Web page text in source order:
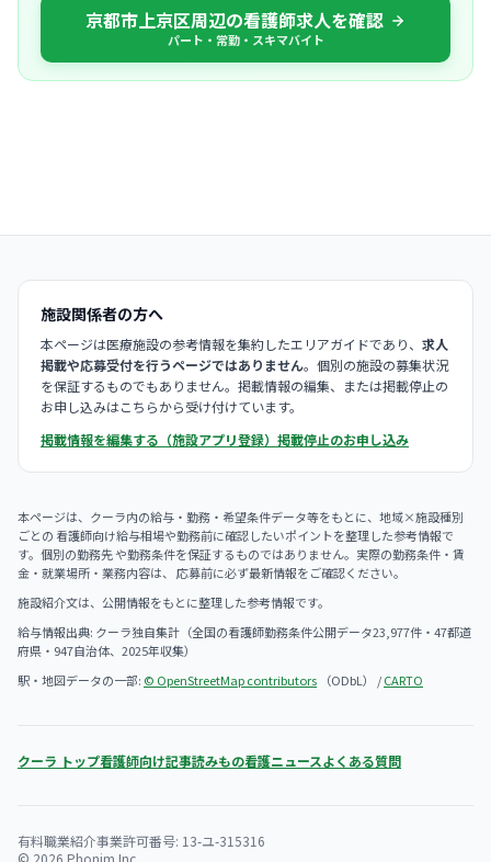
京都市上京区周辺の看護師求人を確認
パート・常勤・スキマバイト
施設関係者の方へ
本ページは医療施設の参考情報を集約したエリアガイドであり、 求人
掲載や応募受付を行うページではありません。個別の施設の募集状況
を保証するものでもありません。掲載情報の編集、または掲載停止の
お申し込みはこちらから受け付けています。
掲載情報を編集する（施設アプリ登録） 掲載停止のお申し込み
本ページは、クーラ内の給与・勤務・希望条件データ等をもとに、地域×施設種別
ごとの 看護師向け給与相場や勤務前に確認したいポイントを整理した参考情報で
す。個別の勤務先 や勤務条件を保証するものではありません。実際の勤務条件・賃
金・就業場所・業務内容は、 応募前に必ず最新情報をご確認ください。
施設紹介文は、公開情報をもとに整理した参考情報です。
給与情報出典: クーラ独自集計（全国の看護師勤務条件公開データ23,977件・47都道
府県・947自治体、2025年収集）
駅・地図データの一部: © OpenStreetMap contributors （ODbL） /CARTO
クーラ トップ看護師向け記事読みもの看護ニュースよくある質問
有料職業紹介事業許可番号: 13-ユ-315316
© 2026 Phonim Inc.